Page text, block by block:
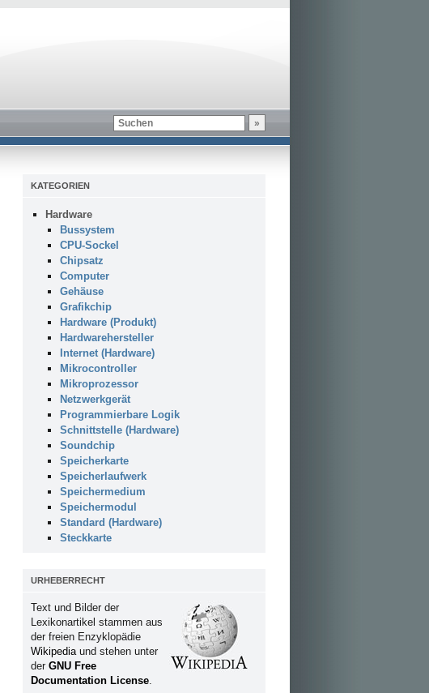
KATEGORIEN
Hardware
Bussystem
CPU-Sockel
Chipsatz
Computer
Gehäuse
Grafikchip
Hardware (Produkt)
Hardwarehersteller
Internet (Hardware)
Mikrocontroller
Mikroprozessor
Netzwerkgerät
Programmierbare Logik
Schnittstelle (Hardware)
Soundchip
Speicherkarte
Speicherlaufwerk
Speichermedium
Speichermodul
Standard (Hardware)
Steckkarte
URHEBERRECHT
Text und Bilder der
Lexikonartikel stammen aus
der freien Enzyklopädie
Wikipediaund stehen unter
der GNU Free
Documentation License.